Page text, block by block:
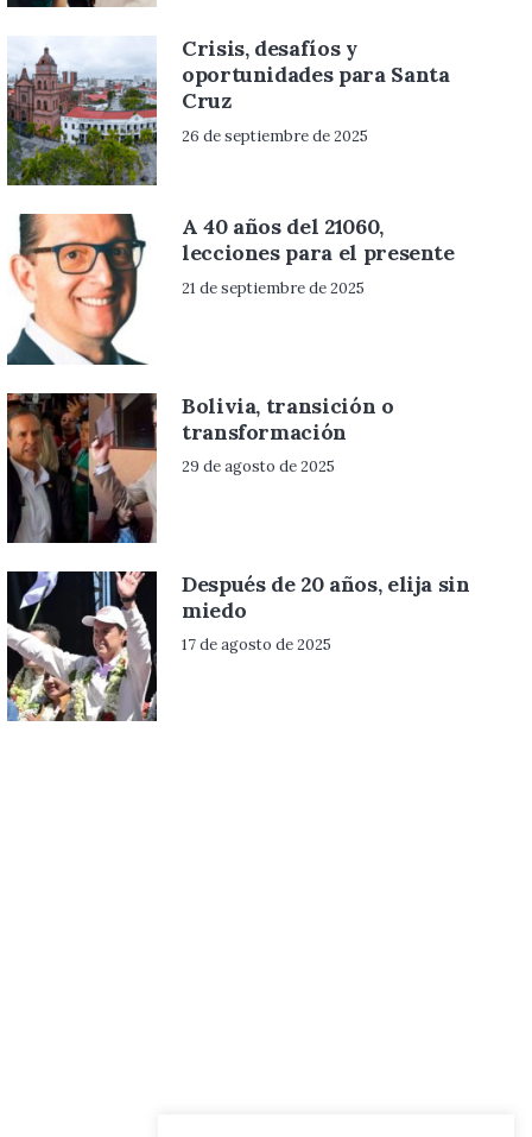
Crisis, desafíos y
oportunidades para Santa
Cruz
26 de septiembre de 2025
A 40 años del 21060,
lecciones para el presente
21 de septiembre de 2025
Bolivia, transición o
transformación
29 de agosto de 2025
Después de 20 años, elija sin
miedo
17 de agosto de 2025